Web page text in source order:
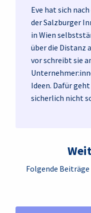
Eve hat sich
der Salzburger
in Wien
über die Distanz
vor schreibt sie
Ideen. Dafür
sicherlich nicht
Folgende